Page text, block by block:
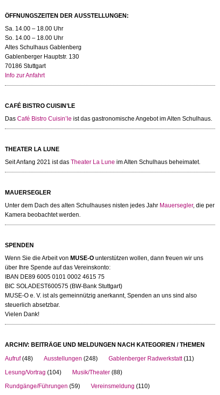
ÖFFNUNGSZEITEN DER AUSSTELLUNGEN:
Sa. 14.00 – 18.00 Uhr
So. 14.00 – 18.00 Uhr
Altes Schulhaus Gablenberg
Gablenberger Hauptstr. 130
70186 Stuttgart
Info zur Anfahrt
CAFÉ BISTRO CUISIN’LE
Das Café Bistro Cuisin’le ist das gastronomische Angebot im Alten Schulhaus.
THEATER LA LUNE
Seit Anfang 2021 ist das Theater La Lune im Alten Schulhaus beheimatet.
MAUERSEGLER
Unter dem Dach des alten Schulhauses nisten jedes Jahr Mauersegler, die per
Kamera beobachtet werden.
SPENDEN
Wenn Sie die Arbeit von MUSE-O unterstützen wollen, dann freuen wir uns
über Ihre Spende auf das Vereinskonto:
IBAN DE89 6005 0101 0002 4615 75
BIC SOLADEST600575 (BW-Bank Stuttgart)
MUSE-O e. V. ist als gemeinnützig anerkannt, Spenden an uns sind also
steuerlich absetzbar.
Vielen Dank!
ARCHIV: BEITRÄGE UND MELDUNGEN NACH KATEGORIEN / THEMEN
Aufruf(48) Ausstellungen (248) Gablenberger Radwerkstatt(11)
Lesung/Vortrag (104) Musik/Theater (88)
Rundgänge/Führungen (59) Vereinsmeldung (110)